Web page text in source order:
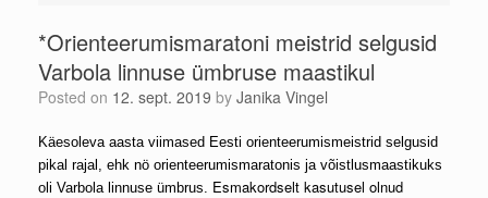
*Orienteerumismaratoni meistrid selgusid
Varbola linnuse ümbruse maastikul
Posted on 12. sept. 2019 by Janika Vingel
Käesoleva aasta viimased Eesti orienteerumismeistrid selgusid
pikal rajal, ehk nö orienteerumismaratonis ja võistlusmaastikuks
oli Varbola linnuse ümbrus. Esmakordselt kasutusel olnud